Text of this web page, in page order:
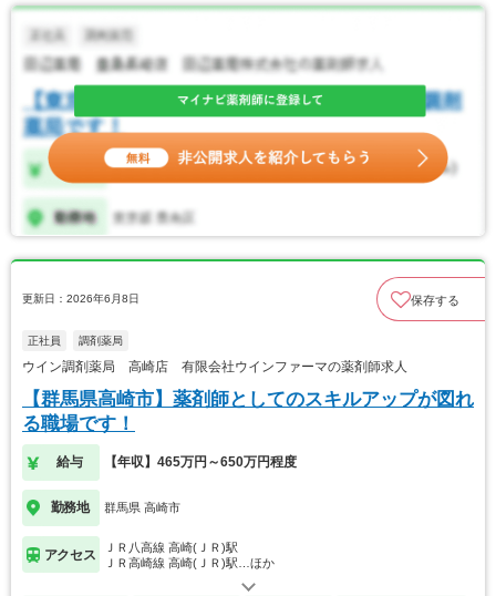
更新日：2026年6月8日 保存する
正社員 調剤薬局
ウイン調剤薬局 高崎店 有限会社ウインファーマの薬剤師求人
【群馬県高崎市】薬剤師としてのスキルアップが図れ
る職場です！
給与 【年収】465万円～650万円程度
勤務地 群馬県 高崎市
アクセス
ＪＲ八高線 高崎(ＪＲ)駅
ＪＲ高崎線 高崎(ＪＲ)駅…ほか